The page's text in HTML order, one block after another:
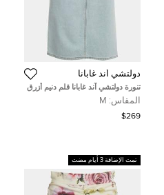
دولتشي أند غابانا
تنورة دولتشي آند غابانا قلم دنيم أزرق
عتيق مقاس متوسط
المقاس: M
$269
تمت الإضافة 3 أيام مضت